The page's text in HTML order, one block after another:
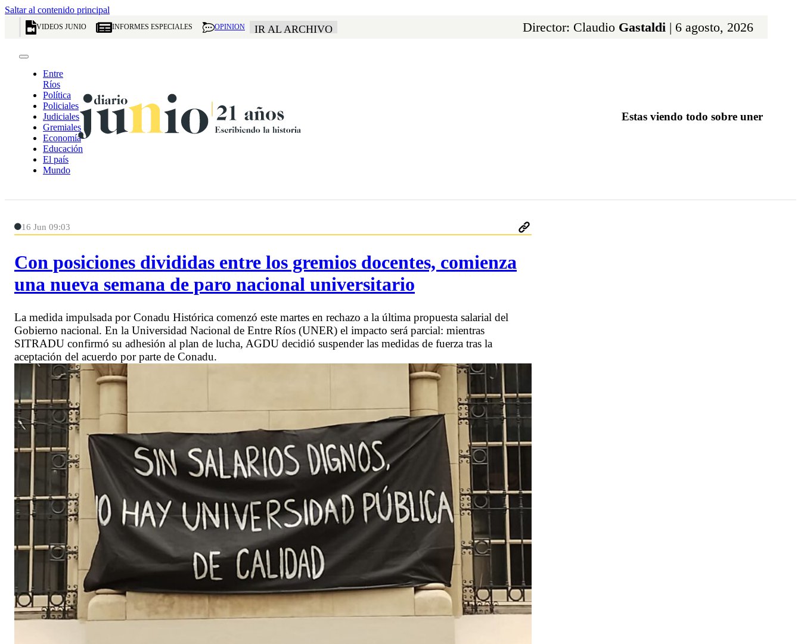
Saltar al contenido principal
VIDEOS JUNIO INFORMES ESPECIALES OPINION IR AL ARCHIVO Director: Claudio Gastaldi | 6 agosto, 2026
Entre
Ríos
Política
Policiales
Judiciales
Gremiales
Economía
Educación
El país
Mundo
Estas viendo todo sobre uner
16 Jun 09:03
Con posiciones divididas entre los gremios docentes, comienza
una nueva semana de paro nacional universitario
La medida impulsada por Conadu Histórica comenzó este martes en rechazo a la última propuesta salarial del
Gobierno nacional. En la Universidad Nacional de Entre Ríos (UNER) el impacto será parcial: mientras
SITRADU confirmó su adhesión al plan de lucha, AGDU decidió suspender las medidas de fuerza tras la
aceptación del acuerdo por parte de Conadu.